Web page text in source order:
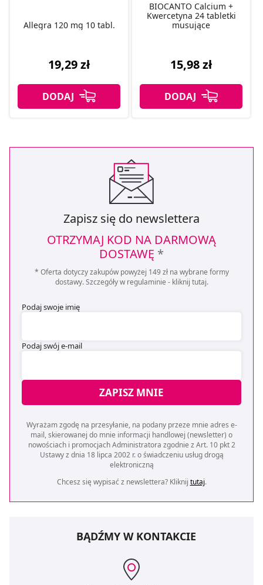
Allegra 120 mg 10 tabl.
19,29 zł
BIOCANTO Calcium +
Kwercetyna 24 tabletki
musujące
15,98 zł
Zapisz się do newslettera
OTRZYMAJ KOD NA DARMOWĄ
DOSTAWĘ *
* Oferta dotyczy zakupów powyżej 149 zł na wybrane formy
dostawy. Szczegóły w regulaminie - kliknij tutaj.
Podaj swoje imię
Podaj swój e-mail
ZAPISZ MNIE
Wyrażam zgodę na przesyłanie, na podany przeze mnie adres e-
mail, skierowanej do mnie informacji handlowej (newsletter) o
nowościach i promocjach Administratora zgodnie z Art. 10 pkt 2
Ustawy z dnia 18 lipca 2002 r. o świadczeniu usług drogą
elektroniczną
Chcesz się wypisać z newslettera? Kliknij tutaj.
BĄDŹMY W KONTAKCIE